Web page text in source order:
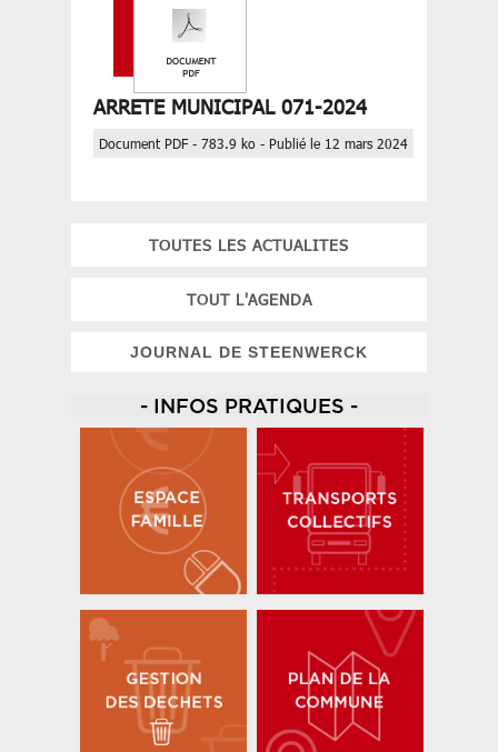
ARRETE MUNICIPAL 071-2024
Document PDF - 783.9 ko - Publié le 12 mars 2024
TOUTES LES ACTUALITES
TOUT L'AGENDA
JOURNAL DE STEENWERCK
- INFOS PRATIQUES -